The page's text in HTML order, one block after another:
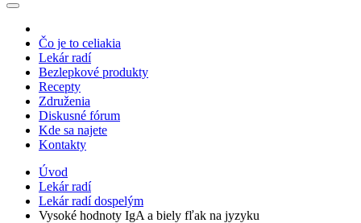
Čo je to celiakia
Lekár radí
Bezlepkové produkty
Recepty
Združenia
Diskusné fórum
Kde sa najete
Kontakty
Úvod
Lekár radí
Lekár radí dospelým
Vysoké hodnoty IgA a biely fľak na jyzyku